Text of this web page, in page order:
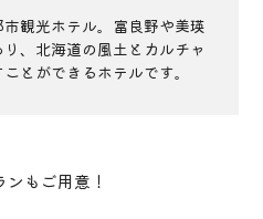
観光ホテル。富良野や美瑛
、北海道の風土とカルチャ
とができるホテルです。
もご用意！